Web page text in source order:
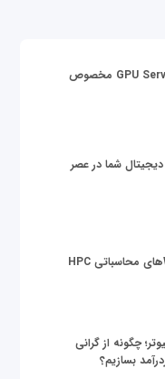
قیمت سرور گرافیکی | خرید GPU Server مخصوص
شما در عصر
چگونه از گرانی
بسازیم؟